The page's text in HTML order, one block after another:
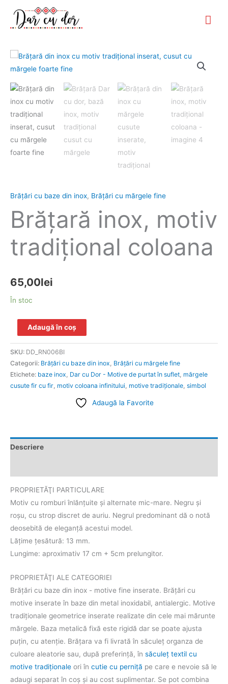
content
Brăţări cu baze din inox, Brățări cu mărgele fine
Brăţară inox, motiv
tradiţional coloana
65,00lei
În stoc
Cantitate
Brăţară
inox,
motiv
tradiţional
coloana
Adaugă în coș
SKU: DD_RN006BI
Categorii: Brăţări cu baze din inox Brățări cu mărgele fine
Etichete: baze inox Dar cu Dor - Motive de purtat în suflet mărgele
cusute fir cu fir motiv coloana infinitului motive tradiţionale simbol
Adaugă la Favorite
Descriere
PROPRIETĂŢI PARTICULARE
Motiv cu romburi înlănţuite şi alternate mic-mare. Negru şi
roşu, cu strop discret de auriu. Negrul predominant dă o notă
deosebită de eleganţă acestui model.
Lățime țesătură: 13 mm.
Lungime: aproximativ 17 cm + 5cm prelungitor.
PROPRIETĂŢI ALE CATEGORIEI
Brăţări cu baze din inox - motive fine inserate. Brăţări cu
motive inserate în baze din metal inoxidabil, antialergic. Motive
tradiţionale geometrice inserate realizate din cele mai mărunte
mărgele. Baza metalică fixă este rigidă dar se poate ajusta
puțin, cu atenție. Brăţara va fi livrată în săculeţ organza de
culoare aleatorie sau, după preferinţă, în săculeţ textil cu
motive tradiţionale ori în cutie cu perniţă pe care e nevoie să le
adaugi separat în coş şi au cost suplimentar. Se pot combina